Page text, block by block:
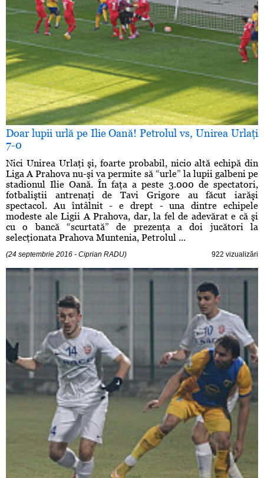
Doar lupii urlă pe Ilie Oană! Petrolul vs, Unirea Urlaţi
7-0
Nici Unirea Urlaţi şi, foarte probabil, nicio altă echipă din
Liga A Prahova nu-şi va permite să “urle” la lupii galbeni pe
stadionul Ilie Oană. În faţa a peste 3.000 de spectatori,
fotbaliştii antrenaţi de Tavi Grigore au făcut iarăşi
spectacol. Au întâlnit - e drept - una dintre echipele
modeste ale Ligii A Prahova, dar, la fel de adevărat e că şi
cu o bancă “scurtată” de prezenţa a doi jucători la
selecţionata Prahova Muntenia, Petrolul ...
(24 septembrie 2016 - Ciprian RADU) 922 vizualizări